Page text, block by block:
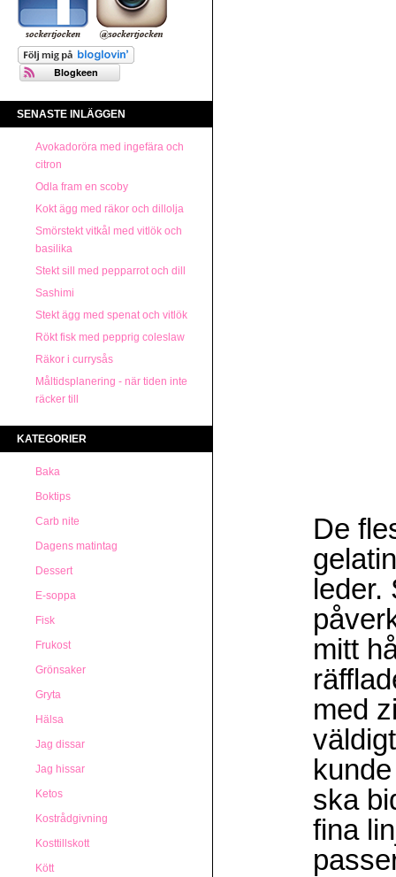
SENASTE INLÄGGEN
Avokadoröra med ingefära och
citron
Odla fram en scoby
Kokt ägg med räkor och dillolja
Smörstekt vitkål med vitlök och
basilika
Stekt sill med pepparrot och dill
Sashimi
Stekt ägg med spenat och vitlök
Rökt fisk med pepprig coleslaw
Räkor i currysås
Måltidsplanering - när tiden inte
räcker till
KATEGORIER
Baka
Boktips
Carb nite
Dagens matintag
Dessert
E-soppa
Fisk
Frukost
Grönsaker
Gryta
Hälsa
Jag dissar
Jag hissar
Ketos
Kostrådgivning
Kosttillskott
Kött
De
leder.
mitt
med
ska
fina